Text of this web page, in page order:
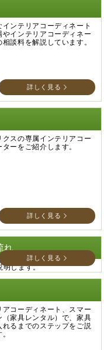
インテリアコーディネート
やインテリアコーディネー
相談料を解説しています。
詳しく見る
クスの専属インテリアコー
ーをご紹介します。
詳しく見る
れ
明します。
詳しく見る
アコーディネート、スマー
（家具レンタル）で、家具
れるまでのステップをご説